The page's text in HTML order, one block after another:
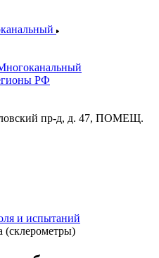
РФ
пр-д, д. 47, ПОМЕЩ.
и испытаний
(склерометры)